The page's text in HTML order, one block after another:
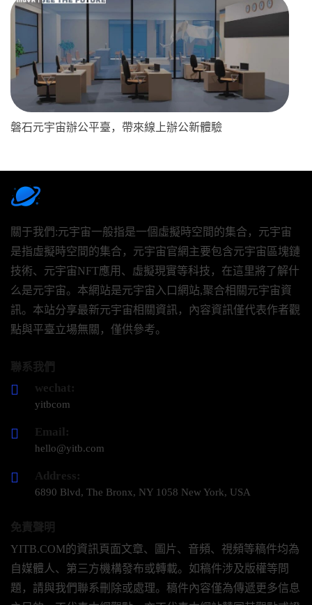
磐石元宇宙辦公平臺，帶來線上辦公新體驗
關于我們:元宇宙一般指是一個虛擬時空間的集合，元宇宙
是指虛擬時空間的集合，元宇宙官網主要包含元宇宙區塊鏈
技術、元宇宙NFT應用、虛擬現實等科技，在這里將了解什
么是元宇宙。本網站是元宇宙入口網站,聚合相關元宇宙資
訊。本站分享最新元宇宙相關資訊，內容資訊僅代表作者觀
點與平臺立場無關，僅供參考。
聯系我們
wechat:
yitbcom
Email:
hello@yitb.com
Address:
6890 Blvd, The Bronx, NY 1058 New York, USA
免責聲明
YITB.COM的資訊頁面文章、圖片、音頻、視頻等稿件均為
自媒體人、第三方機構發布或轉載。如稿件涉及版權等問
題，請與我們聯系刪除或處理。稿件內容僅為傳遞更多信息